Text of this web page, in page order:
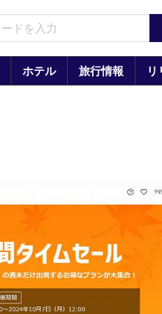
ホテル 旅行情報 リ